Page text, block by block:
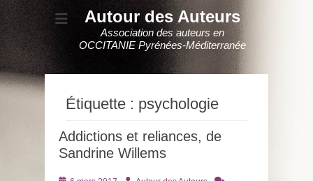
Autour des Auteurs
Association des auteurs en
OCCITANIE Pyrénées-Méditerranée
Étiquette : psychologie
Addictions et reliances, de
Sandrine Willems